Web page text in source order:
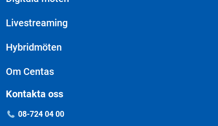
Livestreaming
Hybridmöten
Om Centas
Kontakta oss
08-724 04 00